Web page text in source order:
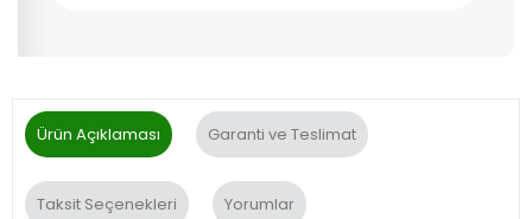
Ürün Açıklaması Garanti ve Teslimat
Taksit Seçenekleri Yorumlar